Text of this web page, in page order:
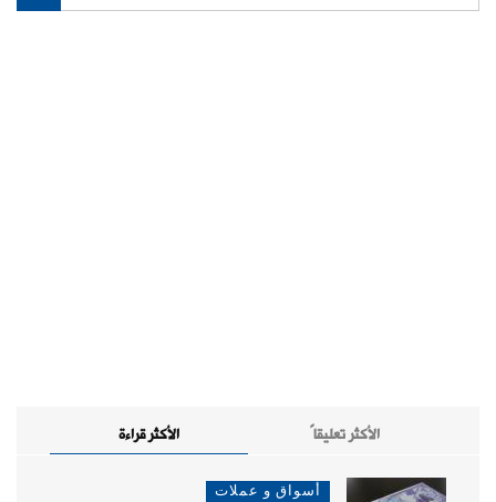
الأكثر قراءة الأكثر تعليقاً
أسواق و عملات